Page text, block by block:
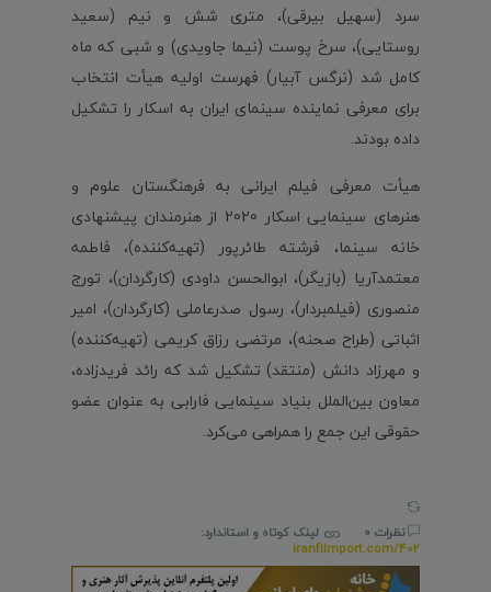
سرد (سهیل بیرقی)، متری شش و نیم (سعید
روستایی)، سرخ پوست (نیما جاویدی) و شبی که ماه
کامل شد (نرگس آبیار) فهرست اولیه هیأت انتخاب
برای معرفی نماینده سینمای ایران به اسکار را تشکیل
داده بودند.
هیأت معرفی فیلم ایرانی به فرهنگستان علوم و
هنرهای سینمایی اسکار 2020 از هنرمندان پیشنهادی
خانه سینما، فرشته طائرپور (تهیه‌کننده)، فاطمه
معتمدآریا (بازیگر)، ابوالحسن داودی (کارگردان)، تورج
منصوری (فیلمبردار)، رسول صدرعاملی (کارگردان)، امیر
اثباتی (طراح صحنه)، مرتضی رزاق کریمی (تهیه‌کننده)
و مهرزاد دانش (منتقد) تشکیل شد که رائد فریدزاده،
معاون بین‌الملل بنیاد سینمایی فارابی به عنوان عضو
حقوقی این جمع را همراهی می‌کرد.
نظرات 0
لینک کوتاه و استاندارد:
iranfilmport.com/402